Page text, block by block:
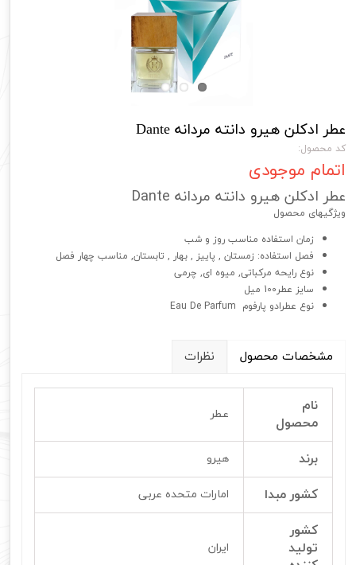
عطر ادکلن هیرو دانته مردانه Dante
کد محصول:
اتمام موجودی
عطر ادکلن هیرو دانته مردانه Dante
ویژگیهای محصول
زمان استفاده مناسب روز و شب
فصل استفاده: زمستان , پاییز , بهار , تابستان, مناسب چهار فصل
نوع رایحه مرکباتی, میوه ای, چرمی
سایز عطر100 میل
نوع عطرادو پارفوم Eau De Parfum
مشخصات محصول نظرات
نام
محصول
عطر
برند هیرو
کشور مبدا امارات متحده عربی
کشور
تولید
ایران